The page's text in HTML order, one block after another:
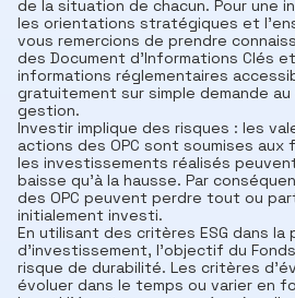
de la situation de chacun. Pour une
les orientations stratégiques et
vous remercions de prendre
des Document d’Informations Clés
informations réglementaires
gratuitement sur simple demande
gestion.
Investir implique des risques : les
actions des OPC sont soumises aux
les investissements réalisés
baisse qu’à la hausse. Par
des OPC peuvent perdre tout ou
initialement investi.
En utilisant des critères ESG dans la
d'investissement, l'objectif du
risque de durabilité. Les critères
évoluer dans le temps ou varier en